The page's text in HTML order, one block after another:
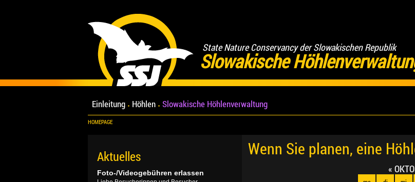
State Nature Conservancy der Slowakischen Republik
Slowakische
Einleitung Höhlen Slowakische Höhlenverwaltung
HOMEPAGE
Wenn Sie planen, eine
«
Aktuelles
Foto-/Videogebühren erlassen